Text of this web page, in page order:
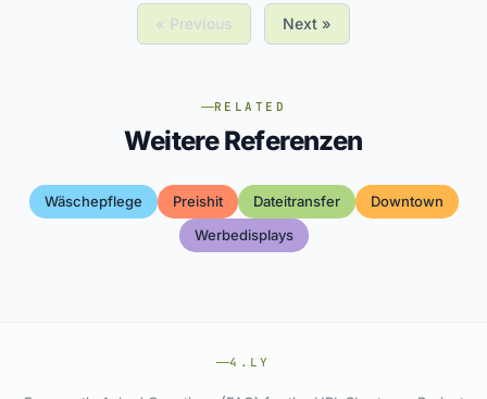
« Previous Next »
RELATED
Weitere Referenzen
Wäschepflege Preishit Dateitransfer
Downtown
Werbedisplays
4.LY